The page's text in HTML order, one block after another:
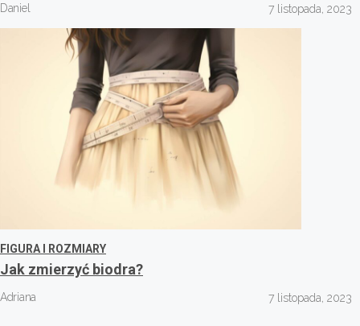
Daniel 7 listopada, 2023
FIGURA I ROZMIARY
Jak zmierzyć biodra?
Adriana 7 listopada, 2023